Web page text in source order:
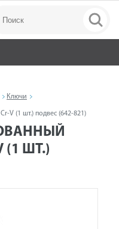
Ключи
V (1 шт.) подвес (642-821)
(1 ШТ.)